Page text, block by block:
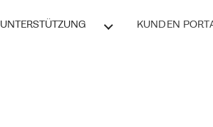
UNTERSTÜTZUNG KUNDEN